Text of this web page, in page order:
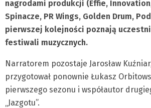
nagrodami produkcji (Effie,
Spinacze, PR Wings, Golden Drum,
pierwszej kolejności poznają
festiwali muzycznych.
Narratorem pozostaje Jarosław
przygotował ponownie Łukasz
pierwszego sezonu i współautor
„Jazgotu”.